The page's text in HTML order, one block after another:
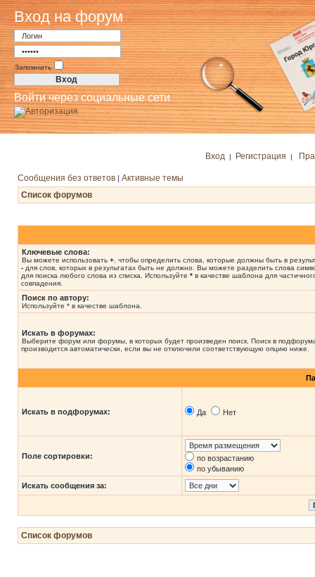
Вход на форум
Запомнить
Войти через социальные сети
Вход | Регистрация |
Сообщения без ответов | Активные темы
Список форумов
Ключевые слова:
Вы можете использовать + , чтобы определить слова, которые должны быть в
- для слов, которых в результатах быть не должно. Вы можете разделить слова
для поиска любого слова из списка. Используйте * в качестве шаблона для
совпадения.
Поиск по автору:
Используйте * в качестве шаблона.
Искать в форумах:
Выберите форум или форумы, в которых будет произведен поиск. Поиск в
производится автоматически, если вы не отключили соответствующую опцию ниже.
Искать в подфорумах: Да Нет
Поле сортировки:
по возрастанию
по убыванию
Искать сообщения за:
Список форумов